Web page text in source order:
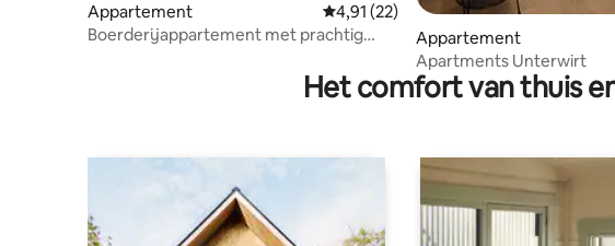
Appartement Gemiddelde beoordeling van 4,91 op
4,91 (22)
Boerderijappartement met prachtig
Appartement
Apartments Unterwirt
Het comfort van thuis